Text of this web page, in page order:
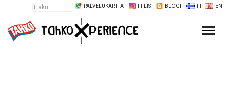
PALVELUKARTTA FIILIS BLOGI FI EN